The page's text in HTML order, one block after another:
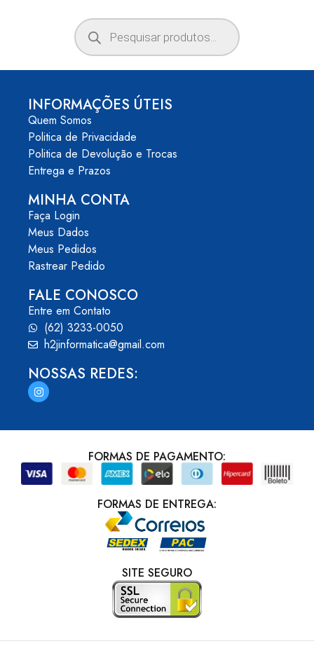
INFORMAÇÕES ÚTEIS
Quem Somos
Politica de Privacidade
Politica de Devolução e Trocas
Entrega e Prazos
MINHA CONTA
Faça Login
Meus Dados
Meus Pedidos
Rastrear Pedido
FALE CONOSCO
Entre em Contato
(62) 3233-0050
h2jinformatica@gmail.com
NOSSAS REDES:
FORMAS DE PAGAMENTO:
FORMAS DE ENTREGA:
SITE SEGURO